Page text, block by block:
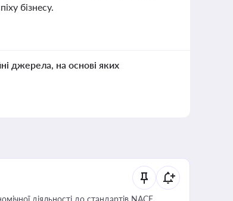
бізнесу.
джерела, на основі яких
діяльності до стандартів NACE,